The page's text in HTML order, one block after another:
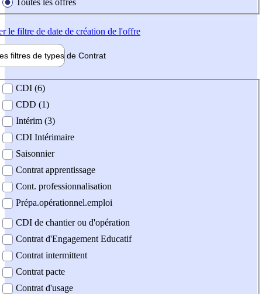
le filtre de date de création de l'offre
filtres de types de Contrat
contrat
CDI (6)
CDD (1)
Intérim (3)
CDI Intérimaire
Saisonnier
Contrat apprentissage
Cont. professionnalisation
Prépa.opérationnel.emploi
CDI de chantier ou d'opération
Contrat d'Engagement Educatif
Contrat intermittent
Contrat pacte
Contrat d'usage